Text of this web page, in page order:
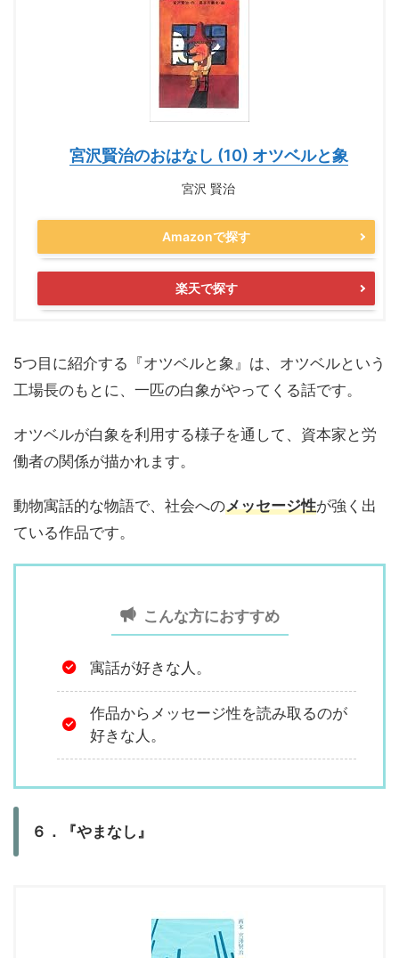
宮沢賢治のおはなし (10) オツベルと象
宮沢 賢治
Amazonで探す
楽天で探す
5つ目に紹介する『オツベルと象』は、オツベルという
工場長のもとに、一匹の白象がやってくる話です。
オツベルが白象を利用する様子を通して、資本家と労
働者の関係が描かれます。
動物寓話的な物語で、社会へのメッセージ性が強く出
ている作品です。
こんな方におすすめ
寓話が好きな人。
作品からメッセージ性を読み取るのが
好きな人。
６．『やまなし』